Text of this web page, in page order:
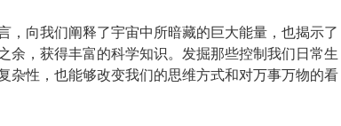
，向我们阐释了宇宙中所暗藏的巨大能量，也揭示了
余，获得丰富的科学知识。发掘那些控制我们日常生
杂性，也能够改变我们的思维方式和对万事万物的看